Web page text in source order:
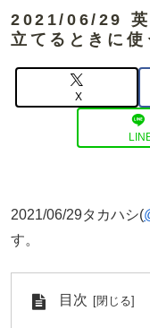
2021/06/29 英
立てるときに
X
2021/06/29タカハシ(
す。
目次